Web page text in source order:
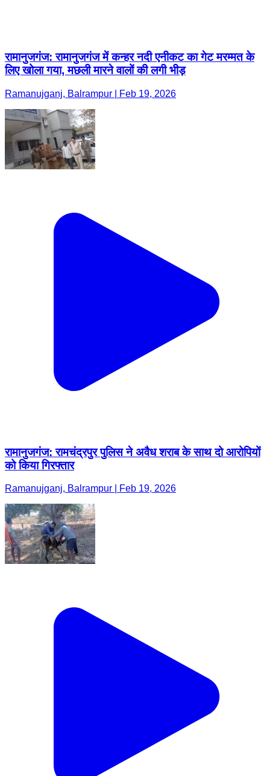
रामानुजगंज: रामानुजगंज में कन्हर नदी एनीकट का गेट मरम्मत के
लिए खोला गया, मछली मारने वालों की लगी भीड़
Ramanujganj, Balrampur | Feb 19, 2026
रामानुजगंज: रामचंद्रपुर पुलिस ने अवैध शराब के साथ दो आरोपियों
को किया गिरफ्तार
Ramanujganj, Balrampur | Feb 19, 2026